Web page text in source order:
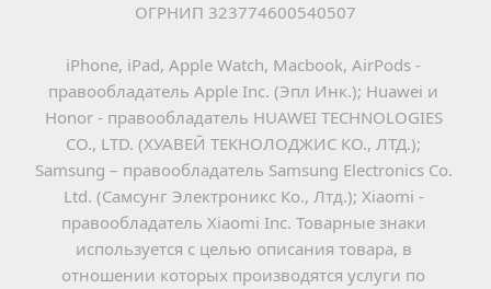
ОГРНИП 323774600540507
iPhone, iPad, Apple Watch, Macbook, AirPods -
правообладатель Apple Inc. (Эпл Инк.); Huawei и
Honor - правообладатель HUAWEI TECHNOLOGIES
CO., LTD. (ХУАВЕЙ ТЕКНОЛОДЖИС КО., ЛТД.);
Samsung – правообладатель Samsung Electronics Co.
Ltd. (Самсунг Электроникс Ко., Лтд.); Xiaomi -
правообладатель Xiaomi Inc. Товарные знаки
используется с целью описания товара, в
отношении которых производятся услуги по